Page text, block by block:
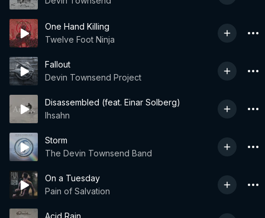
One Hand Killing
Twelve Foot Ninja
Fallout
Devin Townsend Project
Disassembled (feat. Einar Solberg)
Ihsahn
Storm
The Devin Townsend Band
On a Tuesday
Pain of Salvation
Acid Rain